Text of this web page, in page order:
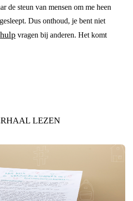
de steun van mensen om me heen
Dus onthoud, je bent niet
hulp vragen bij anderen. Het komt
LEZEN